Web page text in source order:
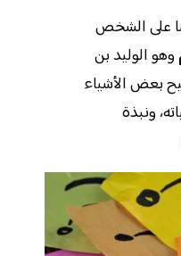
على الشخص
وهو الوليد بن
بعض الأشياء
ونبذة